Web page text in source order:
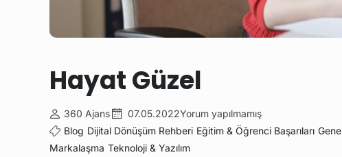
Hayat Güzel
360 Ajans 07.05.2022Yorum yapılmamış
Blog Dijital Dönüşüm Rehberi Eğitim & Öğrenci Başarıları
Markalaşma Teknoloji & Yazılım